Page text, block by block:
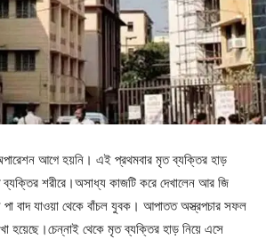
আগে হয়নি। এই প্রথমবার মৃত ব্যক্তির হাড়
শরীরে।অসাধ্য কাজটি করে দেখালেন আর জি
বাদ যাওয়া থেকে বাঁচল যুবক। আপাতত অস্ত্রপচার সফল
হয়েছে।চেন্নাই থেকে মৃত ব্যক্তির হাড় নিয়ে এসে